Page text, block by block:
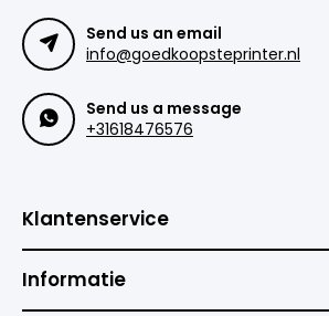
Send us an email
info@goedkoopsteprinter.nl
Send us a message
+31618476576
Klantenservice
Informatie